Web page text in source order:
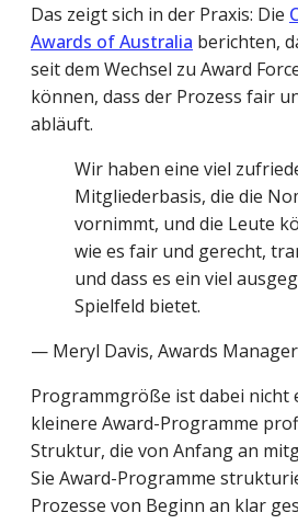
Das zeigt sich in der Praxis: Die
Awards of Australia berichten,
seit dem Wechsel zu Award
können, dass der Prozess fair
abläuft.
Wir haben eine viel
Mitgliederbasis, die die
vornimmt, und die Leute
wie es fair und gerecht,
und dass es ein viel
Spielfeld bietet.
— Meryl Davis, Awards Manager
Programmgröße ist dabei nicht
kleinere Award-Programme
Struktur, die von Anfang an
Sie Award-Programme
Prozesse von Beginn an klar